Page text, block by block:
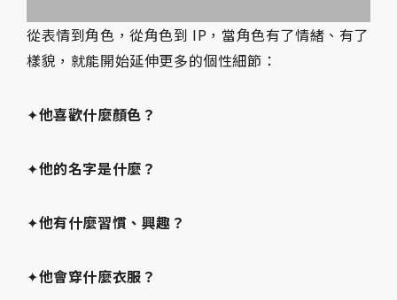
從表情到角色，從角色到 IP，當角色有了情緒、有了
樣貌，就能開始延伸更多的個性細節：
✦他喜歡什麼顏色？
✦他的名字是什麼？
✦他有什麼習慣、興趣？
✦他會穿什麼衣服？